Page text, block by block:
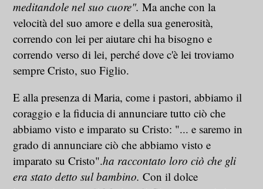
meditandole nel suo cuore". Ma anche con la
velocità del suo amore e della sua generosità,
correndo con lei per aiutare chi ha bisogno e
correndo verso di lei, perché dove c'è lei troviamo
sempre Cristo, suo Figlio.
E alla presenza di Maria, come i pastori, abbiamo il
coraggio e la fiducia di annunciare tutto ciò che
abbiamo visto e imparato su Cristo: "... e saremo in
grado di annunciare ciò che abbiamo visto e
imparato su Cristo".ha raccontato loro ciò che gli
era stato detto sul bambino. Con il dolce